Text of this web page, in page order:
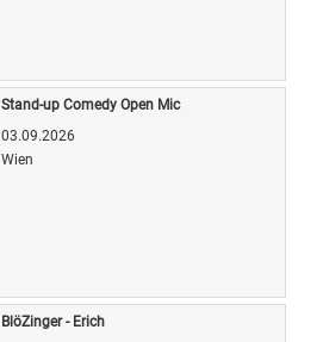
Stand-up Comedy Open Mic
03.09.2026
Wien
BlöZinger - Erich